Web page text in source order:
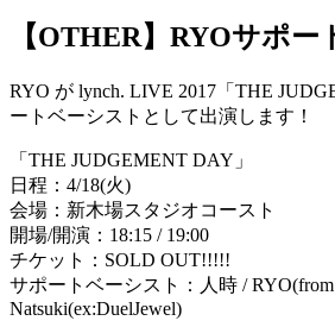
【OTHER】RYOサポー
RYO が lynch. LIVE 2017「THE
ートベーシストとして出演します！
「THE JUDGEMENT DAY」
日程：4/18(火)
会場：新木場スタジオコースト
開場/開演：18:15 / 19:00
チケット：SOLD OUT!!!!!
サポートベーシスト：人時 /
Natsuki(ex:DuelJewel)